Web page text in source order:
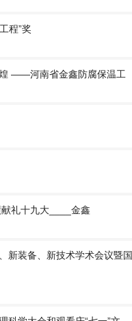
程”奖
——河南省金鑫防腐保温工
礼十九大____金鑫
新装备、新技术学术会议暨国